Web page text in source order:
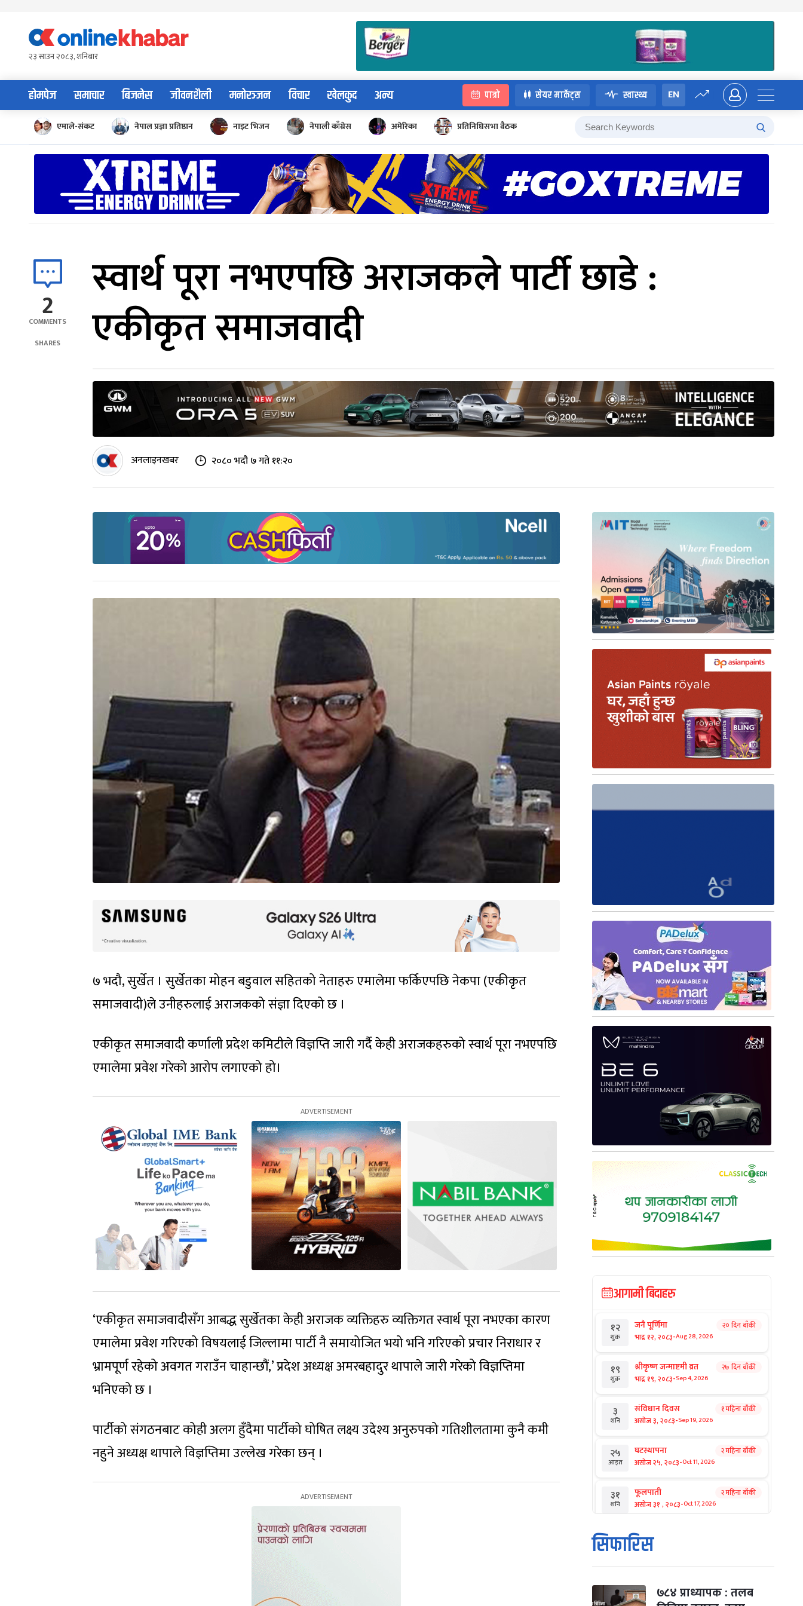
content२३ साउन २०८३, शनिबार
होमपेज समाचार बिजनेस जीवनशैली मनोरञ्जन विचार खेलकुद अन्य पात्रो सेयर मार्केट्स स्वास्थ्य EN
एमाले-संकट नेपाल प्रज्ञा प्रतिष्ठान नाइट भिजन नेपाली काँग्रेस अमेरिका प्रतिनिधिसभा बैठक
2
COMMENTS
SHARES
स्वार्थ पूरा नभएपछि अराजकले पार्टी छाडे :
एकीकृत समाजवादी
अनलाइनखबर २०८० भदौ ७ गते ११:२०
७ भदौ, सुर्खेत । सुर्खेतका मोहन बडुवाल सहितको नेताहरु एमालेमा फर्किएपछि नेकपा (एकीकृत
समाजवादी)ले उनीहरुलाई अराजकको संज्ञा दिएको छ ।
एकीकृत समाजवादी कर्णाली प्रदेश कमिटीले विज्ञप्ति जारी गर्दै केही अराजकहरुको स्वार्थ पूरा नभएपछि
एमालेमा प्रवेश गरेको आरोप लगाएको हो।
‘एकीकृत समाजवादीसँग आबद्ध सुर्खेतका केही अराजक व्यक्तिहरु व्यक्तिगत स्वार्थ पूरा नभएका कारण
एमालेमा प्रवेश गरिएको विषयलाई जिल्लामा पार्टी नै समायोजित भयो भनि गरिएको प्रचार निराधार र
भ्रामपूर्ण रहेको अवगत गराउँन चाहान्छौं,’ प्रदेश अध्यक्ष अमरबहादुर थापाले जारी गरेको विज्ञप्तिमा
भनिएको छ ।
पार्टीको संगठनबाट कोही अलग हुँदैमा पार्टीको घोषित लक्ष्य उदेश्य अनुरुपको गतिशीलतामा कुनै कमी
नहुने अध्यक्ष थापाले विज्ञप्तिमा उल्लेख गरेका छन् ।
आगामी बिदाहरु
१२
शुक्र
जनै पूर्णिमा
भाद्र १२, २०८३-Aug 28, 2026
२० दिन बाँकी
१९
शुक्र
श्रीकृष्ण जन्माष्टमी व्रत
भाद्र १९, २०८३-Sep 4, 2026
२७ दिन बाँकी
३
शनि
संविधान दिवस
असोज ३, २०८३-Sep 19, 2026
१ महिना बाँकी
२५
आइत
घटस्थापना
असोज २५, २०८३-Oct 11, 2026
२ महिना बाँकी
३१
शनि
फूलपाती
असोज ३१ , २०८३-Oct 17, 2026
२ महिना बाँकी
१
आइत
कार्तिक सङ्क्रान्ति
कार्तिक १, २०८३
मंगल कार्तिक ३, २०८३ -Oct 20, 2026
सिफारिस
७८४ प्राध्यापक : तलब